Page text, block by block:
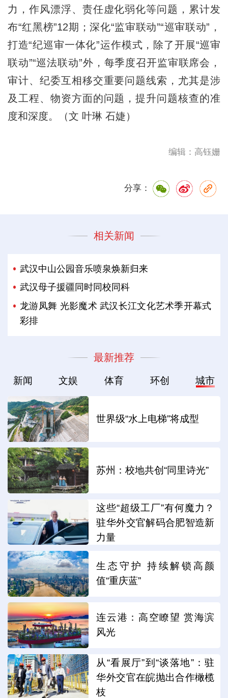
力，作风漂浮、责任虚化弱化等问题，累计发
布“红黑榜”12期；深化“监审联动”“巡审联动”，
打造“纪巡审一体化”运作模式，除了开展“巡审
联动”“巡法联动”外，每季度召开监审联席会，
审计、纪委互相移交重要问题线索，尤其是涉
及工程、物资方面的问题，提升问题核查的准
度和深度。（文 叶琳 石婕）
编辑：高钰姗
分享：
相关新闻
武汉中山公园音乐喷泉焕新归来
武汉母子援疆同时同校同科
龙游凤舞 光影魔术 武汉长江文化艺术季开幕式
彩排
最新推荐
新闻 文娱 体育 环创 城市
世界级“水上电梯”将成型
苏州：校地共创“同里诗光”
这些“超级工厂”有何魔力？
驻华外交官解码合肥智造新
力量
生态守护 持续解锁高颜
值“重庆蓝”
连云港：高空瞭望 赏海滨
风光
从“看展厅”到“谈落地”：驻
华外交官在皖抛出合作橄榄
枝